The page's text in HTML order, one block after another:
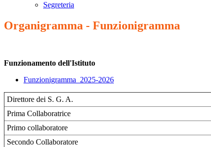
Segreteria
Organigramma - Funzionigramma
Funzionamento dell'Istituto
Funzionigramma_2025-2026
Direttore dei S. G. A.
Prima Collaboratrice
Primo collaboratore
Secondo Collaboratore